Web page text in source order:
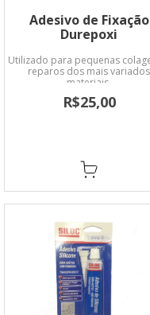
Adesivo de Fixação
Durepoxi
Utilizado para pequenas
reparos dos mais variados
materiais.
R$25,00